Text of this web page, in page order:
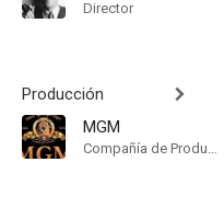
Director
Producción
MGM
Compañía de Produccion